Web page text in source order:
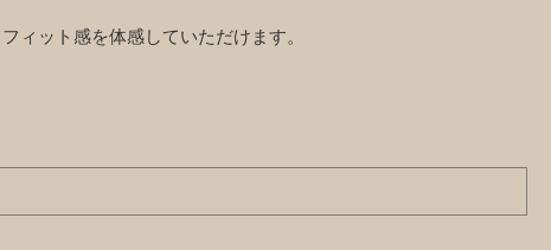
ィット感を体感していただけます。